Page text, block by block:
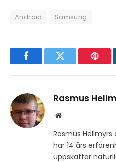
Android Samsung
FacebookTwitter
Rasmus
Website
Rasmus Hellmyrs
har 14 års
uppskattar